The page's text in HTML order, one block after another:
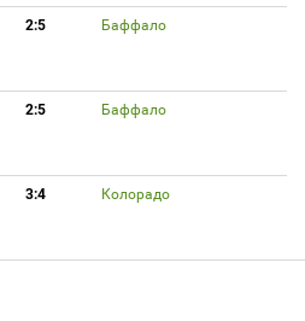
2:5 Баффало
2:5 Баффало
3:4 Колорадо